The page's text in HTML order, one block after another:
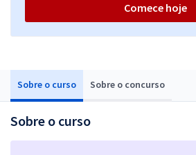
Sobre o curso Sobre o concurso
Sobre o curso
Comece hoje